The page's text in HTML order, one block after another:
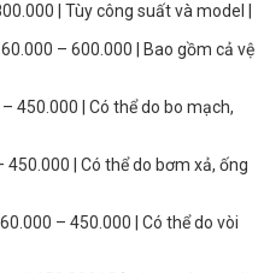
| Tùy công suất và model |
– 600.000 | Bao gồm cả vệ
450.000 | Có thể do bo mạch,
450.000 | Có thể do bơm xả, ống
– 450.000 | Có thể do vòi